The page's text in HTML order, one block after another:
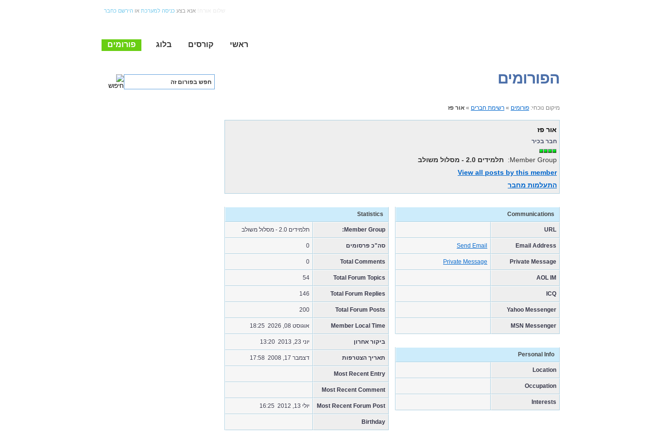
אנא בצע כניסה למערכת או הירשם כחבר
פורומים בלוג קורסים ראשי
הפורומים
מיקום נוכחי: פורומים » רשימת חברים » אור פז
אור פז
חבר בכיר
Member Group:
תלמידים 2.0 - מסלול משולב
View all posts by this member
התעלמות מחבר
Communications
URL
Email Address
Send Email
Private Message
Private Message
AOL IM
ICQ
Yahoo Messenger
MSN Messenger
Personal Info
Location
Occupation
Interests
Statistics
Member Group: תלמידים 2.0 - מסלול משולב
סה"כ פרסומים 0
Total Comments
0
Total Forum Topics
54
Total Forum Replies
146
Total Forum Posts
200
Member Local Time אוגוסט 08, 2026 18:25
ביקור אחרון יוני 23, 2013 13:20
תאריך הצטרפות דצמבר 17, 2008 17:58
Most Recent Entry
Most Recent Comment
Most Recent Forum Post יולי 13, 2012 16:25
Birthday